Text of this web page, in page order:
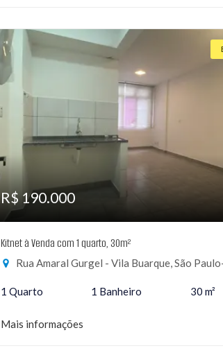
R$ 190.000
Kitnet à Venda com 1 quarto, 30m²
Rua Amaral Gurgel - Vila Buarque, São
1 Quarto 1 Banheiro 30 m²
Mais informações